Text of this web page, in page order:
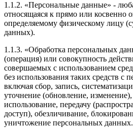
1.1.2. «Персональные данные» -
относящаяся к прямо или косвенно
определяемому физическому лицу
данных).
1.1.3. «Обработка персональных
(операция) или совокупность
совершаемых с использованием
без использования таких средств
включая сбор, запись,
уточнение (обновление, изменение),
использование, передачу
доступ), обезличивание,
уничтожение персональных данных.